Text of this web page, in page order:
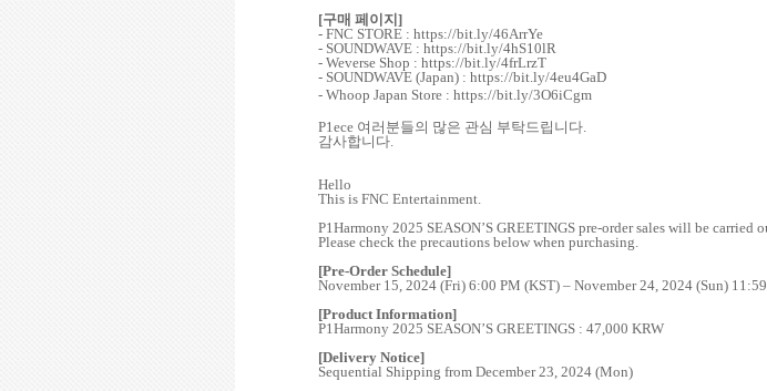
[구매 페이지 ]
- FNC STORE : https://bit.ly/46ArrYe
- SOUNDWAVE : https://bit.ly/4hS10lR
- Weverse Shop : https://bit.ly/4frLrzT
- SOUNDWAVE (Japan) : https://bit.ly/4eu4GaD
- Whoop Japan Store : https://bit.ly/3O6iCgm
P1ece 여러분들의 많은 관심 부탁드립니다.
감사합니다.
Hello
This is FNC Entertainment.
P1Harmony 2025 SEASON’S GREETINGS pre-order sales will be carried
Please check the precautions below when purchasing.
[Pre-Order Schedule]
November 15, 2024 (Fri) 6:00 PM (KST) – November 24, 2024 (Sun)
[Product Information]
P1Harmony 2025 SEASON’S GREETINGS : 47,000 KRW
[Delivery Notice]
Sequential Shipping from December 23, 2024 (Mon)